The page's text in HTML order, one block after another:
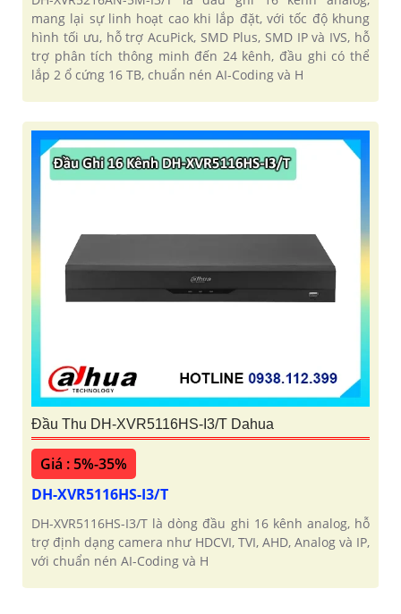
mang lại sự linh hoạt cao khi lắp đặt, với tốc độ khung
hình tối ưu, hỗ trợ AcuPick, SMD Plus, SMD IP và IVS, hỗ
trợ phân tích thông minh đến 24 kênh, đầu ghi có thể
lắp 2 ổ cứng 16 TB, chuẩn nén AI-Coding và H
Đầu Thu DH-XVR5116HS-I3/T Dahua
Giá : 5%-35%
DH-XVR5116HS-I3/T
DH-XVR5116HS-I3/T là dòng đầu ghi 16 kênh analog, hỗ
trợ định dạng camera như HDCVI, TVI, AHD, Analog và IP,
với chuẩn nén AI-Coding và H